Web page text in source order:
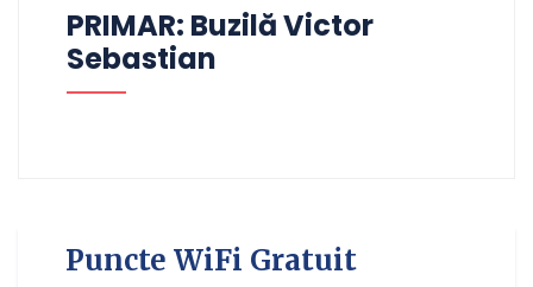
PRIMAR: Buzilă Victor
Sebastian
Puncte WiFi Gratuit